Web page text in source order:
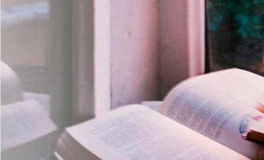
es
Com imersão Bilingue - Anos
Finais
6º AO 9º ANO FUNDAMENTAL
Inglês: Turmas Reduzidas
(Proficiência)